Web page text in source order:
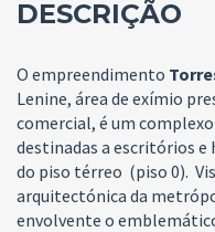
DESCRIÇÃO
O empreendimento
Lenine, área de exímio
comercial, é um
destinadas a escritórios
do piso térreo (piso 0).
arquitectónica da
envolvente o